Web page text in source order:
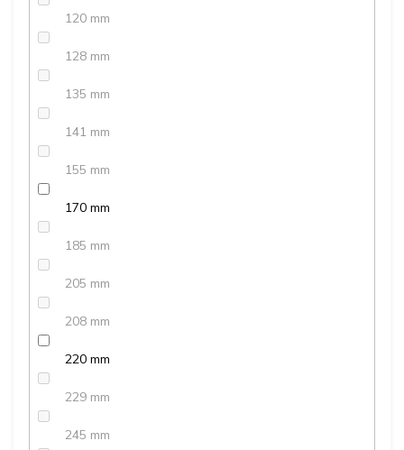
120 mm
128 mm
135 mm
141 mm
155 mm
170 mm
185 mm
205 mm
208 mm
220 mm
229 mm
245 mm